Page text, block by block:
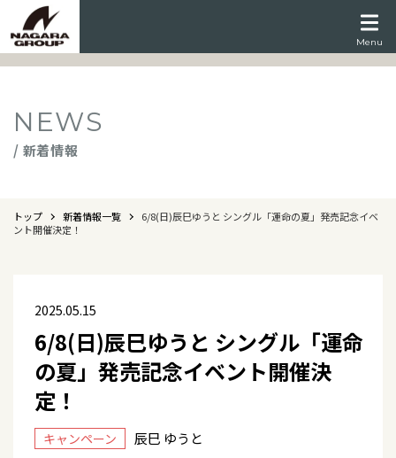
Menu
NEWS
/ 新着情報
トップ 新着情報一覧
6/8(日)辰巳ゆうと シングル「運命の夏」発売記念イベ
ント開催決定！
2025.05.15
6/8(日)辰巳ゆうと シングル「運命
の夏」発売記念イベント開催決
定！
キャンペーン 辰巳 ゆうと